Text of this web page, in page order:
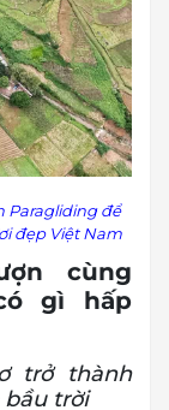
Paragliding để
đẹp Việt Nam
cùng
gì hấp
trở thành
trời